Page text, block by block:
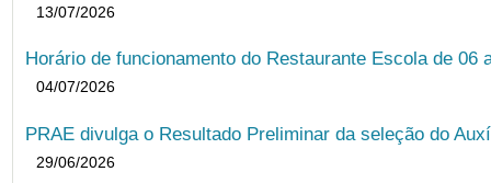
13/07/2026
Horário de funcionamento do Restaurante Escola de 06
04/07/2026
PRAE divulga o Resultado Preliminar da seleção do
29/06/2026